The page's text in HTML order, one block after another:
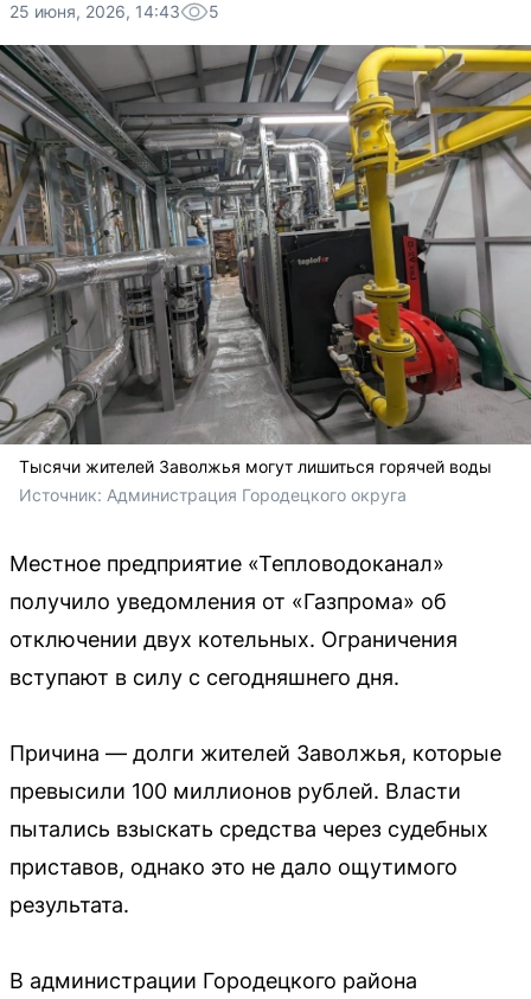
25 июня, 2026, 14:43 5
Тысячи жителей Заволжья могут лишиться горячей воды
Источник: Администрация Городецкого округа
Местное предприятие «Тепловодоканал»
получило уведомления от «Газпрома» об
отключении двух котельных. Ограничения
вступают в силу с сегодняшнего дня.
Причина — долги жителей Заволжья, которые
превысили 100 миллионов рублей. Власти
пытались взыскать средства через судебных
приставов, однако это не дало ощутимого
результата.
В администрации Городецкого района